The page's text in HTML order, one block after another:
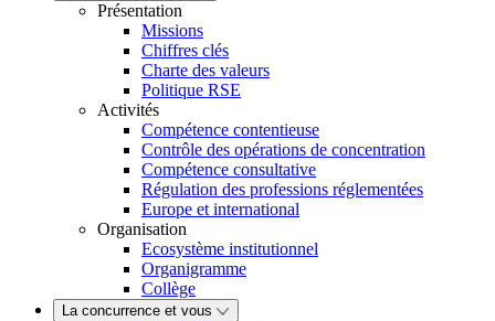
Présentation
Missions
Chiffres clés
Charte des valeurs
Politique RSE
Activités
Compétence contentieuse
Contrôle des opérations de concentration
Compétence consultative
Régulation des professions réglementées
Europe et international
Organisation
Ecosystème institutionnel
Organigramme
Collège
La concurrence et vous